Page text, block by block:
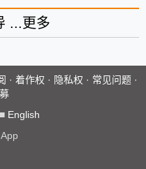
... 更多
· 着作权 · 隐私权 · 常见问题 ·
English